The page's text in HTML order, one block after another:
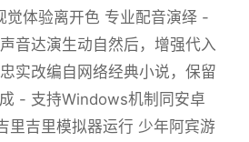
觉体验离开色 专业配音演绎 -
音达演生动自然后，增强代入
实改编自网络经典小说，保留
- 支持Windows机制同安卓
里吉里模拟器运行 少年阿宾游